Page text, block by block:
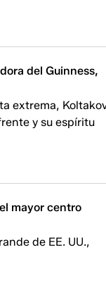
del Guinness,
extrema,
y su espíritu
mayor centro
de EE. UU.,